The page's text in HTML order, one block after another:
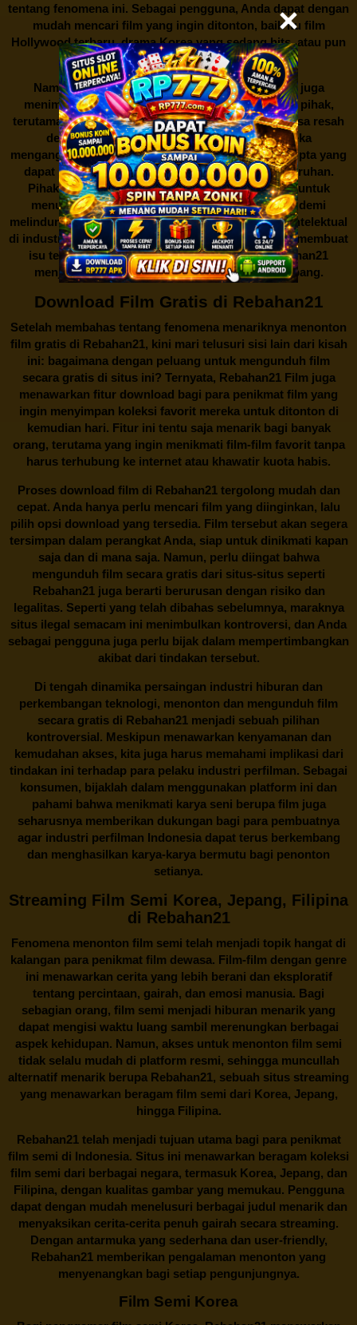
tentang fenomena ini. Sebagai pengguna, Anda dapat dengan
mudah mencari film yang ingin ditonton, baik itu film
Hollywood terbaru, drama Korea yang sedang hits, atau pun
produksi film lokal dengan kualitas terbaik.
Namun, seperti halnya cerita manis,Rebahan21juga
menimbulkan kontroversi di industri film. Banyak pihak,
terutama produsen film dan pemilik hak cipta, merasa resah
dengan maraknya situs-situs seperti ini. Mereka
menganggapnya sebagai bentuk pelanggaran hak cipta yang
dapat merugikan industri perfilman secara keseluruhan.
Pihak berwenang pun turut terlibat dalam upaya untuk
menutup situs-situs ilegal semacam Rebahan21 demi
melindungi keberlangsungan bisnis dan kekayaan intelektual
di industri hiburan. Konflik kepentingan inilah yang membuat
isu tentang menonton film secara gratis diRebahan21
menjadi perbincangan seru yang terus berkembang.
Download Film Gratis di Rebahan21
Setelah membahas tentang fenomena menariknya menonton
film gratis di Rebahan21, kini mari telusuri sisi lain dari kisah
ini: bagaimana dengan peluang untuk mengunduh film
secara gratis di situs ini? Ternyata, Rebahan21 Film juga
menawarkan fitur download bagi para penikmat film yang
ingin menyimpan koleksi favorit mereka untuk ditonton di
kemudian hari. Fitur ini tentu saja menarik bagi banyak
orang, terutama yang ingin menikmati film-film favorit tanpa
harus terhubung ke internet atau khawatir kuota habis.
Proses download film di Rebahan21tergolong mudah dan
cepat. Anda hanya perlu mencari film yang diinginkan, lalu
pilih opsi download yang tersedia. Film tersebut akan segera
tersimpan dalam perangkat Anda, siap untuk dinikmati kapan
saja dan di mana saja. Namun, perlu diingat bahwa
mengunduh film secara gratis dari situs-situs seperti
Rebahan21 juga berarti berurusan dengan risiko dan
legalitas. Seperti yang telah dibahas sebelumnya, maraknya
situs ilegal semacam ini menimbulkan kontroversi, dan Anda
sebagai pengguna juga perlu bijak dalam mempertimbangkan
akibat dari tindakan tersebut.
Di tengah dinamika persaingan industri hiburan dan
perkembangan teknologi, menonton dan mengunduh film
secara gratis di Rebahan21 menjadi sebuah pilihan
kontroversial. Meskipun menawarkan kenyamanan dan
kemudahan akses, kita juga harus memahami implikasi dari
tindakan ini terhadap para pelaku industri perfilman. Sebagai
konsumen, bijaklah dalam menggunakan platform ini dan
pahami bahwa menikmati karya seni berupa film juga
seharusnya memberikan dukungan bagi para pembuatnya
agar industri perfilman Indonesia dapat terus berkembang
dan menghasilkan karya-karya bermutu bagi penonton
setianya.
Streaming Film Semi Korea, Jepang, Filipina
di Rebahan21
Fenomena menonton film semi telah menjadi topik hangat di
kalangan para penikmat film dewasa. Film-film dengan genre
ini menawarkan cerita yang lebih berani dan eksploratif
tentang percintaan, gairah, dan emosi manusia. Bagi
sebagian orang, film semi menjadi hiburan menarik yang
dapat mengisi waktu luang sambil merenungkan berbagai
aspek kehidupan. Namun, akses untuk menonton film semi
tidak selalu mudah di platform resmi, sehingga muncullah
alternatif menarik berupa Rebahan21, sebuah situs streaming
yang menawarkan beragam film semi dari Korea, Jepang,
hingga Filipina.
Rebahan21telah menjadi tujuan utama bagi para penikmat
film semi di Indonesia. Situs ini menawarkan beragam koleksi
film semi dari berbagai negara, termasuk Korea, Jepang, dan
Filipina, dengan kualitas gambar yang memukau. Pengguna
dapat dengan mudah menelusuri berbagai judul menarik dan
menyaksikan cerita-cerita penuh gairah secara streaming.
Dengan antarmuka yang sederhana dan user-friendly,
Rebahan21 memberikan pengalaman menonton yang
menyenangkan bagi setiap pengunjungnya.
Film Semi Korea